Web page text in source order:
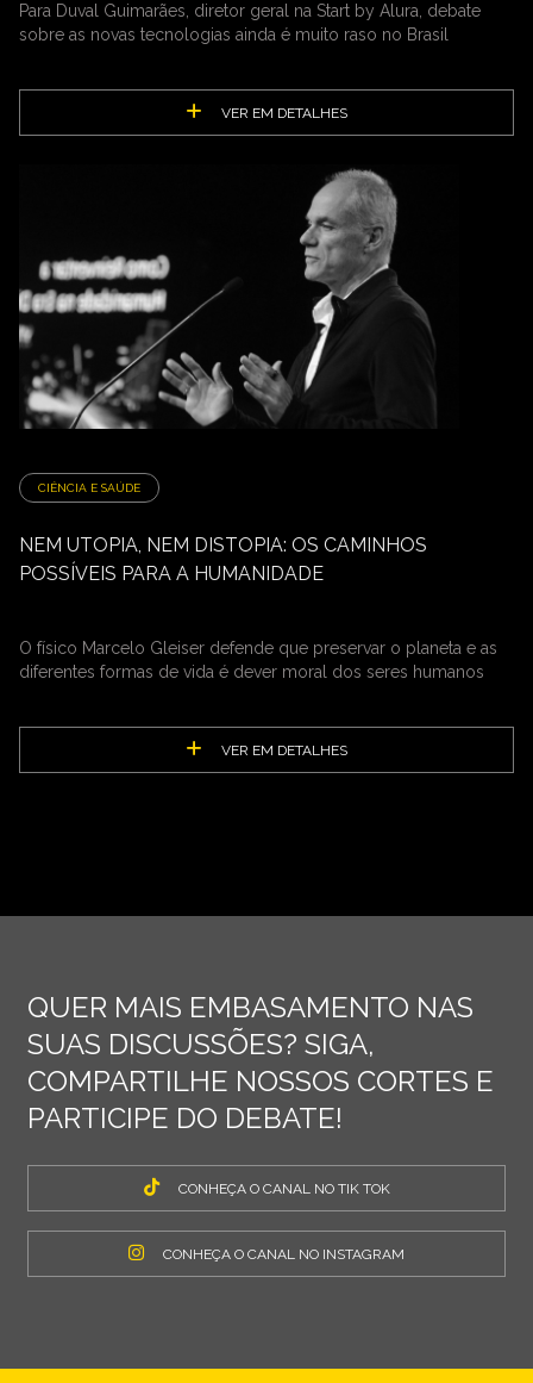
Para Duval Guimarães, diretor geral na Start by Alura, debate
sobre as novas tecnologias ainda é muito raso no Brasil
VER EM DETALHES
CIÊNCIA E SAÚDE
NEM UTOPIA, NEM DISTOPIA: OS CAMINHOS
POSSÍVEIS PARA A HUMANIDADE
O físico Marcelo Gleiser defende que preservar o planeta e as
diferentes formas de vida é dever moral dos seres humanos
VER EM DETALHES
QUER MAIS EMBASAMENTO NAS
SUAS DISCUSSÕES? SIGA,
COMPARTILHE NOSSOS CORTES E
PARTICIPE DO DEBATE!
CONHEÇA O CANAL NO TIK TOK
CONHEÇA O CANAL NO INSTAGRAM